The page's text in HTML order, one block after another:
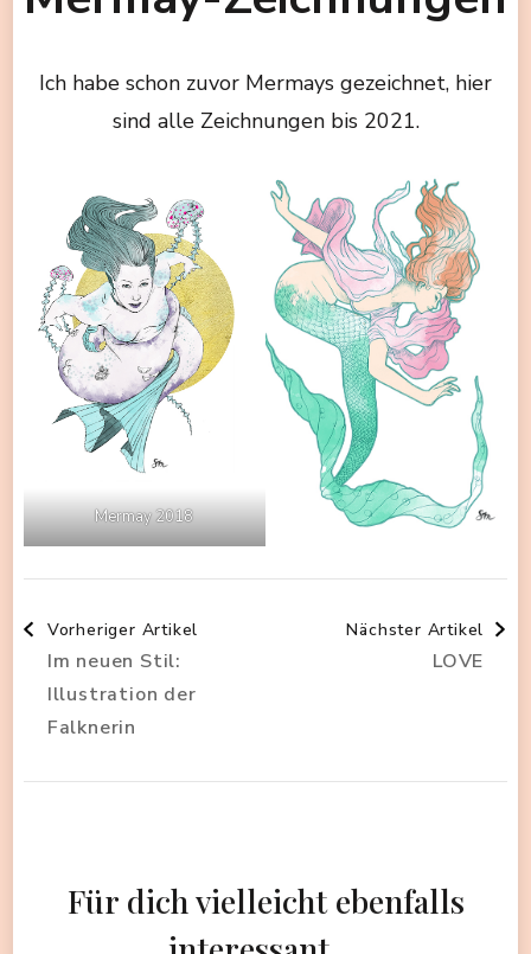
Ich habe schon zuvor Mermays gezeichnet, hier
sind alle Zeichnungen bis 2021.
Mermay 2018
Beitragsnavigation
Vorheriger Artikel
Im neuen Stil:
Illustration der
Falknerin
Nächster Artikel
LOVE
Für dich vielleicht ebenfalls